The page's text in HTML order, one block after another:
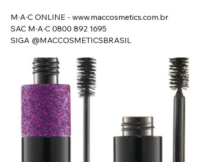
M∙A∙C ONLINE - www.maccosmetics.com.br
SAC M∙A∙C 0800 892 1695
SIGA @MACCOSMETICSBRASIL